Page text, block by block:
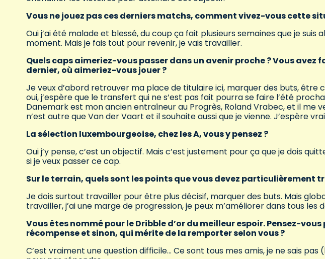
Vous ne jouez pas ces derniers matchs, comment vivez-vous cette
Oui j’ai été malade et blessé, du coup ça fait plusieurs semaines que je suis
moment. Mais je fais tout pour revenir, je vais travailler.
Quels caps aimeriez-vous passer dans un avenir proche ? Vous avez
dernier, où aimeriez-vous jouer ?
Je veux d’abord retrouver ma place de titulaire ici, marquer des buts, être
oui, j’espère que le transfert qui ne s’est pas fait pourra se faire l’été
Danemark est mon ancien entraîneur au Progrès, Roland Vrabec, et il me
n’est autre que Van der Vaart et il souhaite aussi que je vienne. J’espère
La sélection luxembourgeoise, chez les A, vous y pensez ?
Oui j’y pense, c’est un objectif. Mais c’est justement pour ça que je dois
si je veux passer ce cap.
Sur le terrain, quels sont les points que vous devez particulièrement
Je dois surtout travailler pour être plus décisif, marquer des buts. Mais
travailler, j’ai une marge de progression, je peux m’améliorer dans tous les
Vous êtes nommé pour le Dribble d’or du meilleur espoir. Pensez-
récompense et sinon, qui mérite de la remporter selon vous ?
C’est vraiment une question difficile… Ce sont tous mes amis, je ne sais